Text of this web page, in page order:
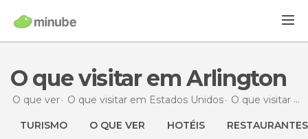
O que visitar em Arlington
O que ver O que visitar em Estados Unidos O que visitar em Virgínia
TURISMO O QUE VER HOTÉIS RESTAURANTES